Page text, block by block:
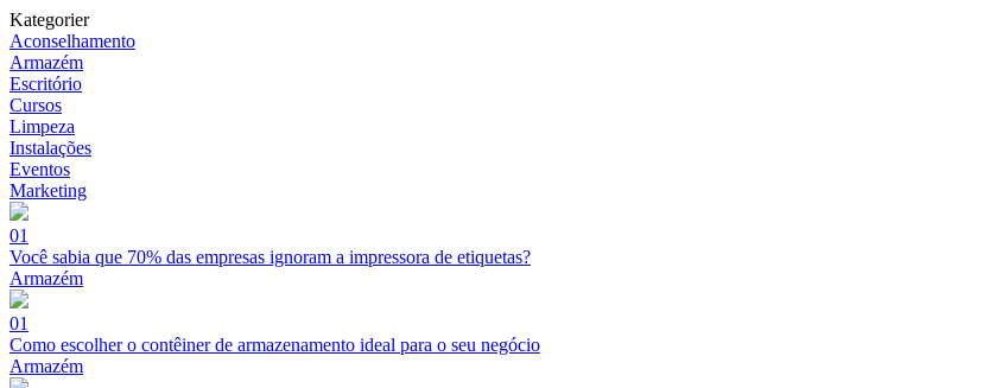
Kategorier
Aconselhamento
Armazém
Escritório
Cursos
Limpeza
Instalações
Eventos
Marketing
01
Você sabia que 70% das empresas ignoram a impressora de etiquetas?
Armazém
01
Como escolher o contêiner de armazenamento ideal para o seu negócio
Armazém